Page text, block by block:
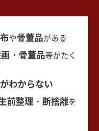
や骨董品がある
・骨董品等がたく
わからない
前整理・断捨離を